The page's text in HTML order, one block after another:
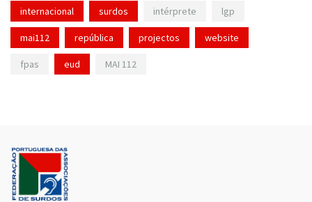
internacional surdos intérprete lgp
mai112 república projectos website
fpas eud MAI 112